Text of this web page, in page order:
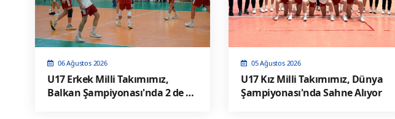
06 Ağustos 2026
U17 Erkek Milli Takımımız,
Balkan Şampiyonası'nda 2 de 2
05 Ağustos 2026
U17 Kız Milli Takımımız, Dünya
Şampiyonası'nda Sahne Alıyor